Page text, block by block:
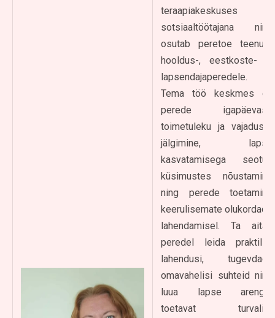
teraapiakeskuses
sotsiaaltöötajana ning
osutab peretoe teenust
hooldus-, eestkoste- ja
lapsendajaperedele.
Tema töö keskmes on
perede igapäevase
toimetuleku ja vajaduste
jälgimine, lapse
kasvatamisega seotud
küsimustes nõustamine
ning perede toetamine
keerulisemate olukordade
lahendamisel. Ta aitab
peredel leida praktilisi
lahendusi, tugevdada
omavahelisi suhteid ning
luua lapse arengut
toetavat turvalist